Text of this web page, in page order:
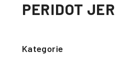
PERIDOT
Kategorie